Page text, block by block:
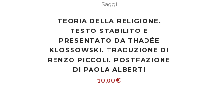
Saggi
TEORIA DELLA RELIGIONE.
TESTO STABILITO E
PRESENTATO DA THADÉE
KLOSSOWSKI. TRADUZIONE DI
RENZO PICCOLI. POSTFAZIONE
DI PAOLA ALBERTI
10,00€